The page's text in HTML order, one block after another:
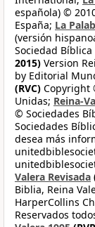
española) ©
España; La
(versión
Sociedad Bíblica
2015) Version
by Editorial
(RVC) Copyright
Unidas; Reina-
© Sociedades
Sociedades
desea más
Valera Revisada
Biblia, Reina
HarperCollins
Reservados